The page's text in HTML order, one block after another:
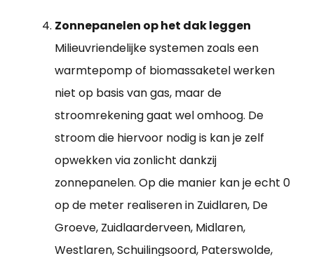
Zonnepanelen op het dak leggen
Milieuvriendelijke systemen zoals een
warmtepomp of biomassaketel werken
niet op basis van gas, maar de
stroomrekening gaat wel omhoog. De
stroom die hiervoor nodig is kan je zelf
opwekken via zonlicht dankzij
zonnepanelen. Op die manier kan je echt 0
op de meter realiseren in Zuidlaren, De
Groeve, Zuidlaarderveen, Midlaren,
Westlaren, Schuilingsoord, Paterswolde,